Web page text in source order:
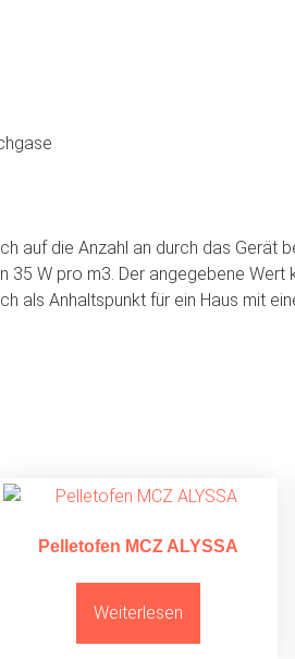
auf die Anzahl an durch das Gerät
35 W pro m3. Der angegebene
als Anhaltspunkt für ein Haus mit
Pelletofen MCZ ALYSSA
Weiterlesen